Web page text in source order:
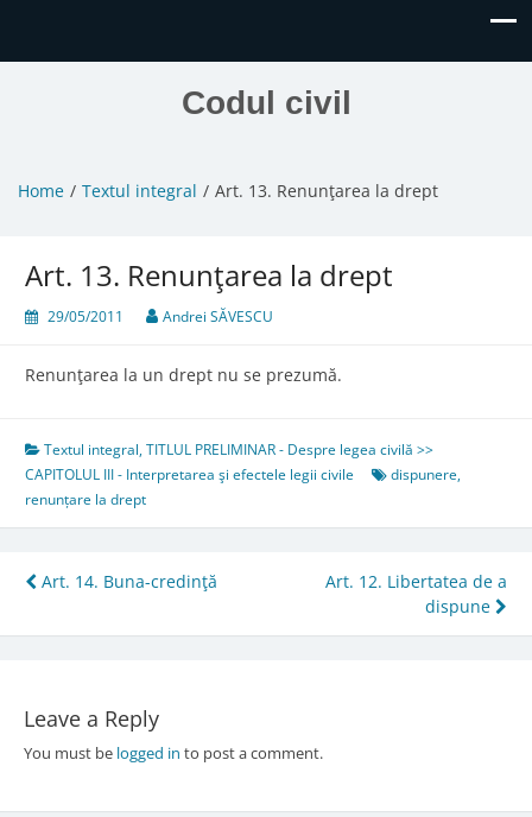
Codul civil
Home Textul integral Art. 13. Renunţarea la drept
Art. 13. Renunţarea la drept
29/05/2011 Andrei SĂVESCU
Renunţarea la un drept nu se prezumă.
Textul integral,TITLUL PRELIMINAR - Despre legea civilă >>
CAPITOLUL III - Interpretarea şi efectele legii civile
dispunere,
renunțare la drept
Post
navigation
Art. 14. Buna-credinţă
Art. 12. Libertatea de a
dispune
Leave a Reply
You must be logged in to post a comment.